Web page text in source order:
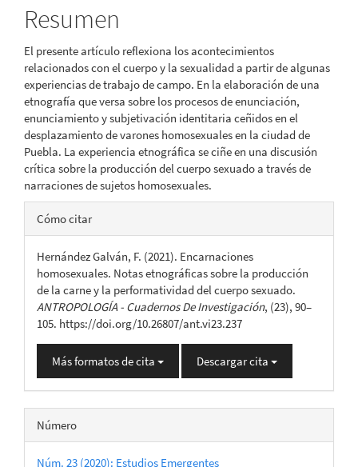
del
artículo
Resumen
El presente artículo reflexiona los acontecimientos
relacionados con el cuerpo y la sexualidad a partir de algunas
experiencias de trabajo de campo. En la elaboración de una
etnografía que versa sobre los procesos de enunciación,
enunciamiento y subjetivación identitaria ceñidos en el
desplazamiento de varones homosexuales en la ciudad de
Puebla. La experiencia etnográfica se ciñe en una discusión
crítica sobre la producción del cuerpo sexuado a través de
narraciones de sujetos homosexuales.
Detalles
del
artículo
Cómo citar
Hernández Galván, F. (2021). Encarnaciones
homosexuales. Notas etnográficas sobre la producción
de la carne y la performatividad del cuerpo sexuado.
ANTROPOLOGÍA - Cuadernos De Investigación, (23), 90–
105. https://doi.org/10.26807/ant.vi23.237
Más formatos de cita Descargar cita
Número
Núm. 23 (2020): Estudios Emergentes